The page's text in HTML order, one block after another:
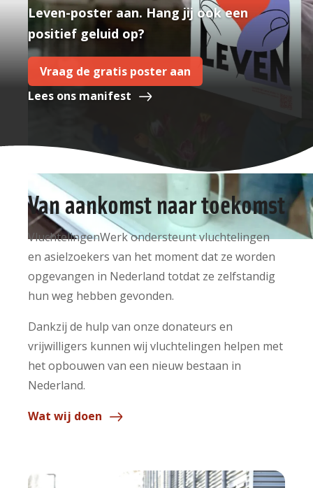
Leven-poster aan. Hang jij ook een
positief geluid op?
Vraag de gratis poster aan
Lees ons manifest
Van aankomst naar toekomst
VluchtelingenWerk ondersteunt vluchtelingen
en asielzoekers van het moment dat ze worden
opgevangen in Nederland totdat ze zelfstandig
hun weg hebben gevonden.
Dankzij de hulp van onze donateurs en
vrijwilligers kunnen wij vluchtelingen helpen met
het opbouwen van een nieuw bestaan in
Nederland.
Wat wij doen